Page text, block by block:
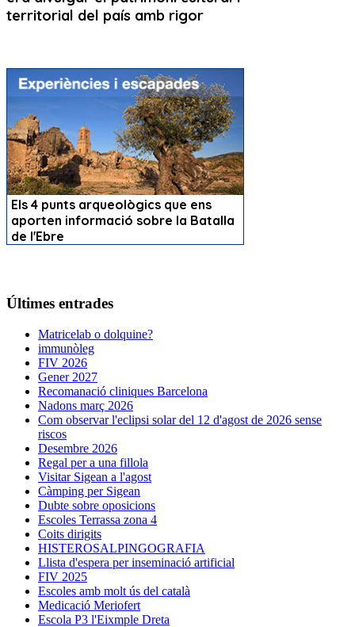
Últimes entrades
Matricelab o dolquine?
immunòleg
FIV 2026
Gener 2027
Recomanació cliniques Barcelona
Nadons març 2026
Com observar l'eclipsi solar del 12 d'agost de 2026 sense
riscos
Desembre 2026
Regal per a una fillola
Visitar Sigean a l'agost
Càmping per Sigean
Dubte sobre oposicions
Escoles Terrassa zona 4
Coits dirigits
HISTEROSALPINGOGRAFIA
Llista d'espera per inseminació artificial
FIV 2025
Escoles amb molt ús del català
Medicació Meriofert
Escola P3 l'Eixmple Dreta